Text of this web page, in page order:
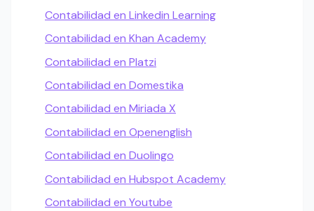
Contabilidad en Linkedin Learning
Contabilidad en Khan Academy
Contabilidad en Platzi
Contabilidad en Domestika
Contabilidad en Miriada X
Contabilidad en Openenglish
Contabilidad en Duolingo
Contabilidad en Hubspot Academy
Contabilidad en Youtube